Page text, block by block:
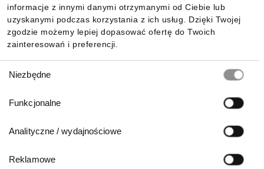
informacje z innymi danymi otrzymanymi od Ciebie lub
uzyskanymi podczas korzystania z ich usług. Dzięki Twojej
zgodzie możemy lepiej dopasować ofertę do Twoich
zainteresowań i preferencji.
zgody
Niezbędne
Funkcjonalne
Analityczne / wydajnościowe
Reklamowe
Pobierz naszą aplikację mobilną: